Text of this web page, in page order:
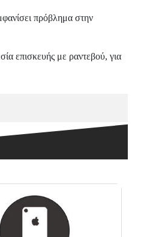
πρόβλημα στην
επισκευής με ραντεβού, για